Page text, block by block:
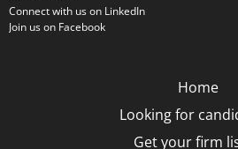
Connect with us on LinkedIn
Join us on Facebook
Home
Looking for
Get your firm